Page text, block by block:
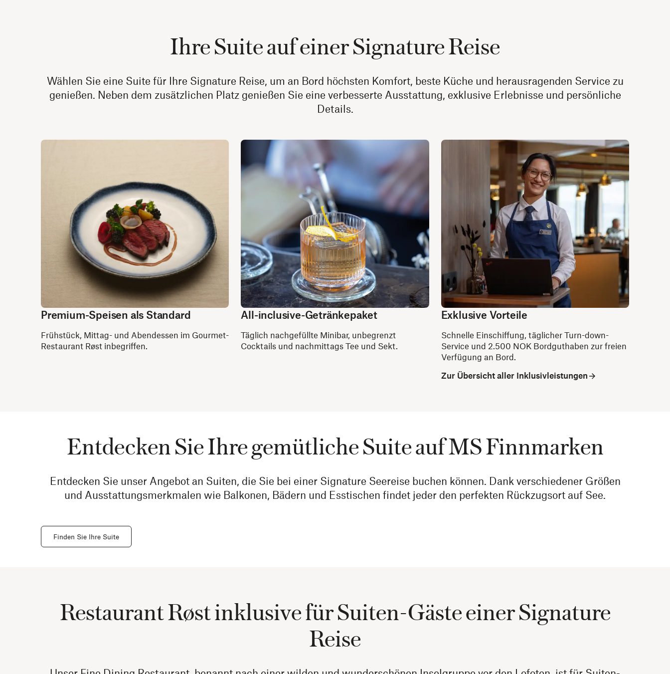
Ihre Suite auf einer Signature Reise
Wählen Sie eine Suite für Ihre Signature Reise, um an Bord höchsten Komfort, beste Küche und herausragenden Service zu
genießen. Neben dem zusätzlichen Platz genießen Sie eine verbesserte Ausstattung, exklusive Erlebnisse und persönliche
Details.
Premium-Speisen als Standard
Frühstück, Mittag- und Abendessen im Gourmet-
Restaurant Røst inbegriffen.
All-inclusive-Getränkepaket
Täglich nachgefüllte Minibar, unbegrenzt
Cocktails und nachmittags Tee und Sekt.
Exklusive Vorteile
Schnelle Einschiffung, täglicher Turn-down-
Service und 2.500 NOK Bordguthaben zur freien
Verfügung an Bord.
Zur Übersicht aller Inklusivleistungen
Entdecken Sie Ihre gemütliche Suite auf MS Finnmarken
Entdecken Sie unser Angebot an Suiten, die Sie bei einer Signature Seereise buchen können. Dank verschiedener Größen
und Ausstattungsmerkmalen wie Balkonen, Bädern und Esstischen findet jeder den perfekten Rückzugsort auf See.
Finden Sie Ihre Suite
Restaurant Røst inklusive für Suiten-Gäste einer Signature
Reise